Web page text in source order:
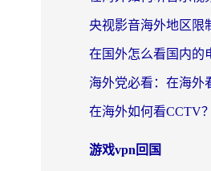
游戏vpn回国